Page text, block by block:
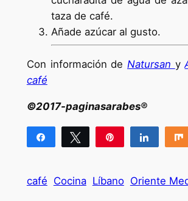
taza de café.
Añade azúcar al gusto.
Con información de Natursan y
café
©2017-paginasarabes®
Compartir Twittear
café Cocina Líbano Oriente